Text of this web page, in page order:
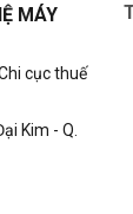
MÁY
cục thuế
Kim - Q.